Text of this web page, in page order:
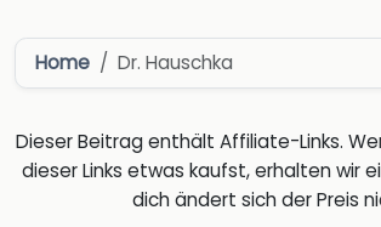
Home Dr. Hauschka
Dieser Beitrag enthält Affiliate-Links.
dieser Links etwas kaufst, erhalten wir
dich ändert sich der Preis